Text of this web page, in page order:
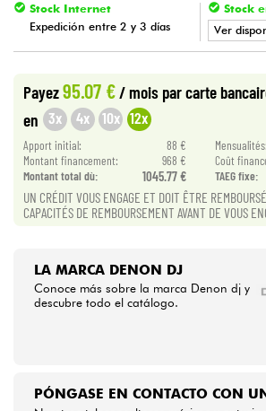
Violines y cuarteto
Cables & Acces.
HiFi
Bundle
Stock Internet
Expedición entre 2 y 3 días
Stock
Ver
•
Star'S
•
Payez95.07 €/ mois par carte
en 3x 4x 10x 12x
Apport initial: 88 € Mensualités:
Montant financement:
968 € Coût
Montant total dù:
1045.77 € TAEG fixe:
UN CRÉDIT VOUS ENGAGE ET DOIT ÊTRE
CAPACITÉS DE REMBOURSEMENT AVANT DE VOUS
LA MARCA DENON DJ
Conoce más sobre la marca Denon dj y
descubre todo el catálogo.
PÓNGASE EN CONTACTO CON